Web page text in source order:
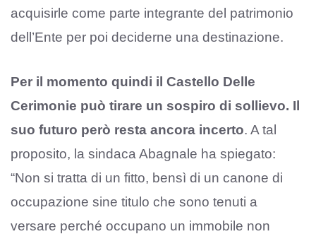
acquisirle come parte integrante del patrimonio
dell’Ente per poi deciderne una destinazione.
Per il momento quindi il Castello Delle
Cerimonie può tirare un sospiro di sollievo. Il
suo futuro però resta ancora incerto. A tal
proposito, la sindaca Abagnale ha spiegato:
“Non si tratta di un fitto, bensì di un canone di
occupazione sine titulo che sono tenuti a
versare perché occupano un immobile non